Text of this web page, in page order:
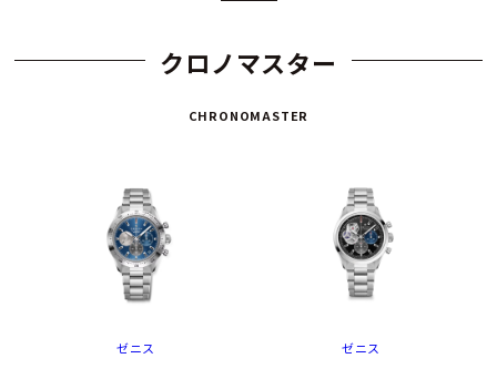
クロノマスター
CHRONOMASTER
ゼニス ゼニス